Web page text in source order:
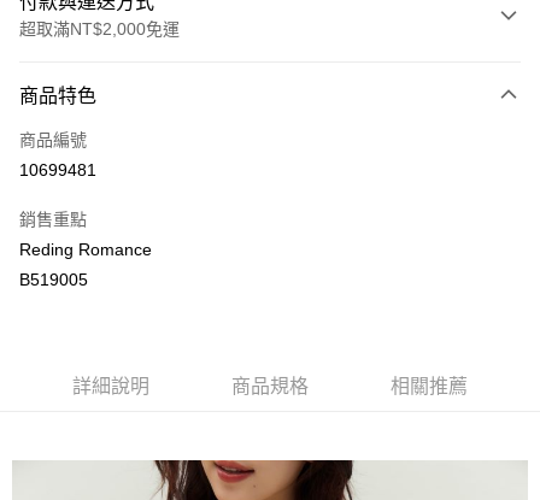
超取滿NT$2,000免運
信用卡一次付款
LINE Pay
街口支付
悠遊付
運送方式
每筆NT$80，滿NT$2,000(含以上)免運費
商品特色
商品編號
10699481
銷售重點
Reding Romance
B519005
詳細說明 商品規格 相關推薦